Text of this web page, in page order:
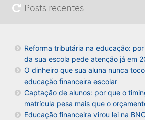
Posts recentes
Reforma tributária na educação:
da sua escola pede atenção já em
O dinheiro que sua aluna nunca
educação financeira escolar
Captação de alunos: por que o
matrícula pesa mais que o
Educação financeira virou lei na